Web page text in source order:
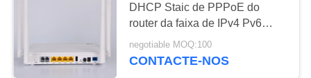
NOS
XPON ONU
DHCP Staic de PPPoE do
router da faixa de IPv4 Pv6
Epon
negotiable MOQ:100
CONTACTE-NOS